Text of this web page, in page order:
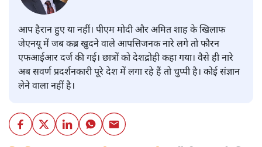
आप हैरान हुए या नहीं। पीएम मोदी और अमित शाह के खिलाफ
जेएनयू में जब कब्र खुदने वाले आपत्तिजनक नारे लगे तो फौरन
एफआईआर दर्ज की गई। छात्रों को देशद्रोही कहा गया। वैसे ही नारे
अब सवर्ण प्रदर्शनकारी पूरे देश में लगा रहे हैं तो चुप्पी है। कोई संज्ञान
लेने वाला नहीं है।